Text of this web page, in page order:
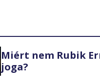
Miért nem Rubik
joga?